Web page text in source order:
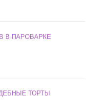
В ПАРОВАРКЕ
ТОРТЫ